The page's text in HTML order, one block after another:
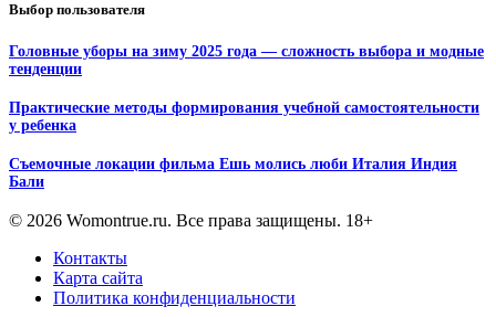
Выбор пользователя
Головные уборы на зиму 2025 года — сложность выбора и модные
тенденции
Практические методы формирования учебной самостоятельности
у ребенка
Съемочные локации фильма Ешь молись люби Италия Индия
Бали
© 2026 Womontrue.ru. Все права защищены. 18+
Контакты
Карта сайта
Политика конфиденциальности